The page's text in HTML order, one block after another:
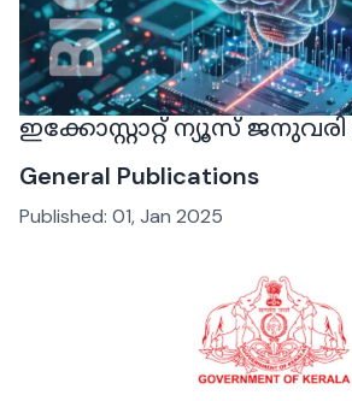
ഇക്കോസ്റ്റാറ്റ് ന്യൂസ് ജനുവരി
General Publications
Published: 01, Jan 2025